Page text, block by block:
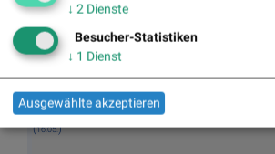
(13.05.
ziehen andere Aktien des
Investitionsumfeld stärker an. Bei
nur eine Frage der Zeit sein nach
in relativ kurzer Zeit und den
Tiedemann
zuEOAN
(16.05.)
Kauf von 6 Aktien zu insgesamt
-3,235 €
↓ 2 Dienste
Besucher-Statistiken
↓ 1 Dienst
Ausgewählte akzeptieren